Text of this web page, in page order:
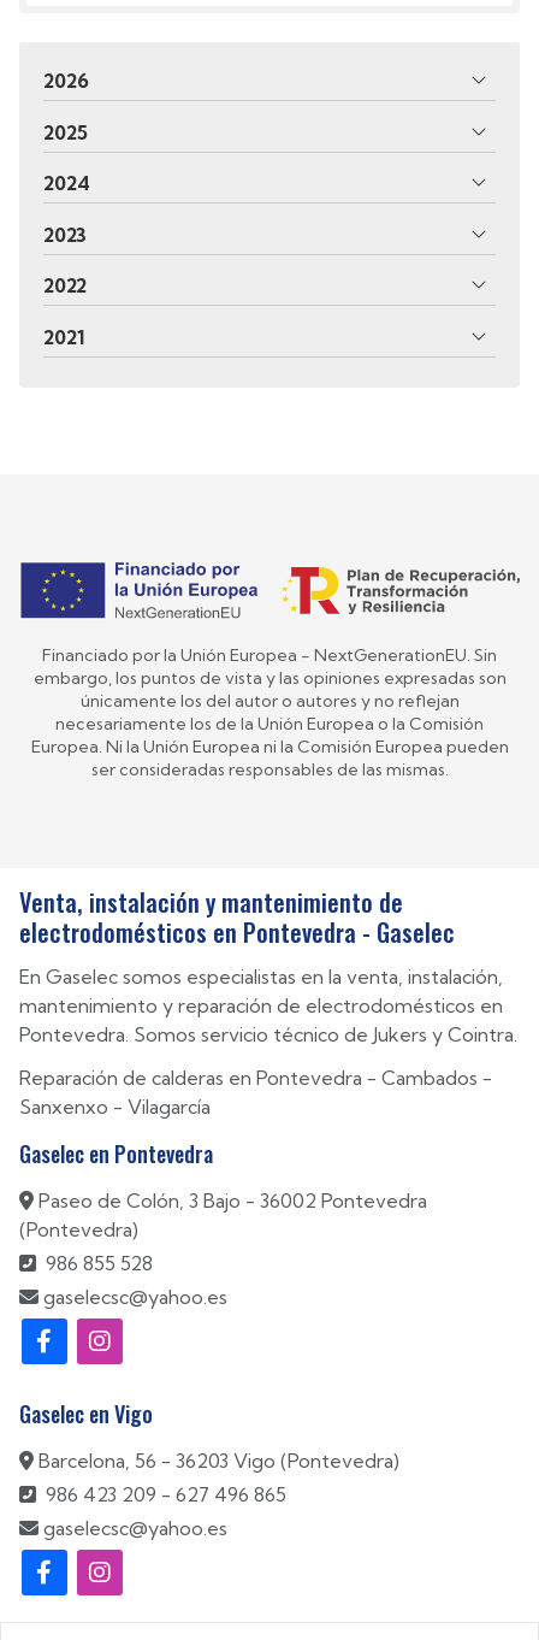
2026
2025
2024
2023
2022
2021
Financiado por la Unión Europea - NextGenerationEU. Sin
embargo, los puntos de vista y las opiniones expresadas son
únicamente los del autor o autores y no reflejan
necesariamente los de la Unión Europea o la Comisión
Europea. Ni la Unión Europea ni la Comisión Europea pueden
ser consideradas responsables de las mismas.
Venta, instalación y mantenimiento de
electrodomésticos en Pontevedra - Gaselec
En Gaselec somos especialistas en la venta, instalación,
mantenimiento y reparación de electrodomésticos en
Pontevedra. Somos servicio técnico de Jukers y Cointra.
Reparación de calderas en Pontevedra - Cambados -
Sanxenxo - Vilagarcía
Gaselec en Pontevedra
Paseo de Colón, 3 Bajo - 36002 Pontevedra
(Pontevedra)
986 855 528
gaselecsc@yahoo.es
Gaselec en Vigo
Barcelona, 56 - 36203 Vigo (Pontevedra)
986 423 209 - 627 496 865
gaselecsc@yahoo.es